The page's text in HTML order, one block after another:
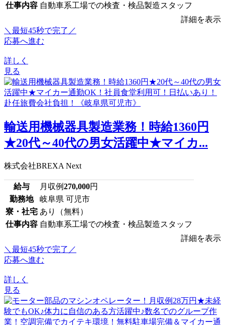
仕事内容 自動車系工場での検査・検品製造スタッフ
詳細を表示
＼最短45秒で完了／
応募へ進む
詳しく
見る
輸送用機械器具製造業務！時給1360円
★20代～40代の男女活躍中★マイカ...
株式会社BREXA Next
給与 月収例270,000円
勤務地
岐阜県 可児市
寮・社宅 あり（無料）
仕事内容 自動車系工場での検査・検品製造スタッフ
詳細を表示
＼最短45秒で完了／
応募へ進む
詳しく
見る